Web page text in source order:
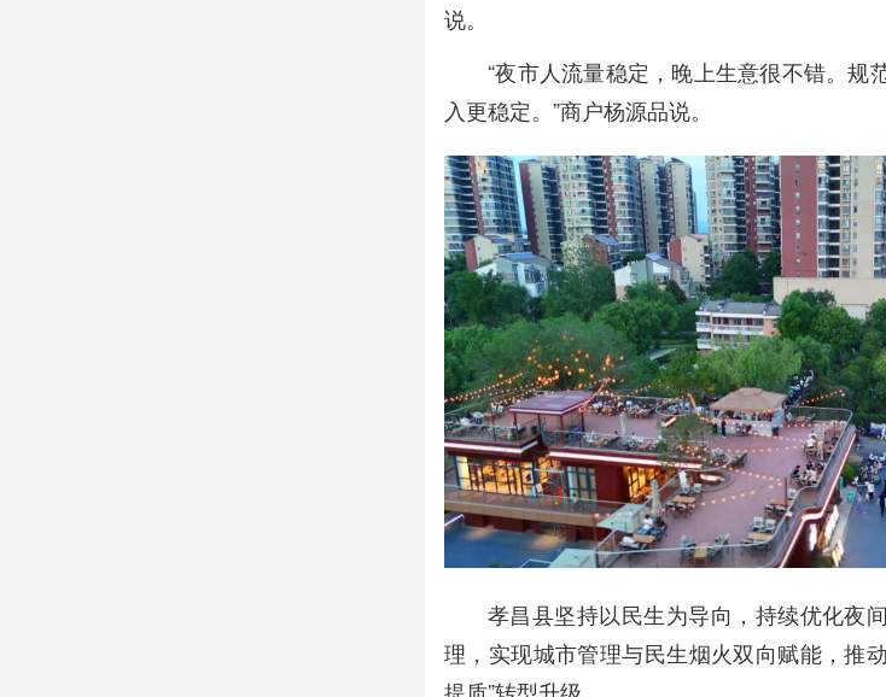
说。
“夜市人流量稳定，晚上生意很不错。规
入更稳定。”商户杨源品说。
孝昌县坚持以民生为导向，持续优化夜
理，实现城市管理与民生烟火双向赋能，推